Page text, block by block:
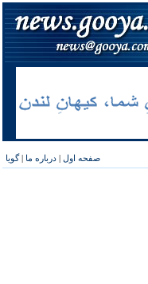
صفحه اول | درباره ما |گویا